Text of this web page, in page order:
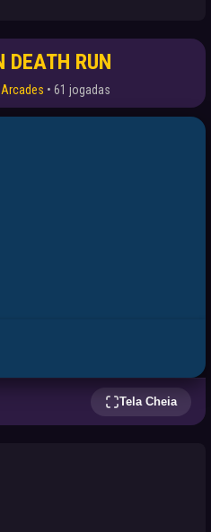
DEATH RUN
• 61 jogadas
Tela Cheia